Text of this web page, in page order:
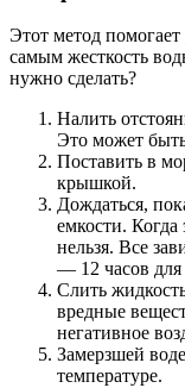
Этот метод
самым жесткость
нужно сделать?
Налить
Это может
Поставить в
крышкой.
Дождаться,
емкости. Когда
нельзя. Все
— 12 часов
Слить
вредные
негативное
Замерзшей
температуре.